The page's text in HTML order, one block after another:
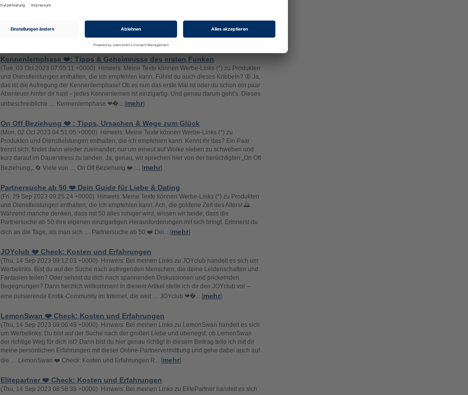
(Fri, 06 Oct 2023 08:33:19 +0000) Hinweis: Meine Texte können Werbe-Links (*) zu Produkten
herausfordernde, aber oftmals erhellende Welt der Beziehungspause! 🚀 Vielleicht fühlst du
dich gerade verloren im Dschungel der Gefühle, oder die Fragezeichen über deinem Kopf
vermehren sich, wenn du über eine Auszeit in der Liebe … Bez... [
mehr]
Kennenlernphase ❤️: Tipps & Geheimnisse des ersten Funken
(Tue, 03 Oct 2023 07:05:11 +0000) Hinweis: Meine Texte können Werbe-Links (*) zu Produkten
und Dienstleistungen enthalten, die ich empfehlen kann. Fühlst du auch dieses Kribbeln? 🦋 Ja,
das ist die Aufregung der Kennenlernphase! Ob es nun das erste Mal ist oder du schon ein paar
Abenteuer hinter dir hast – jedes Kennenlernen ist einzigartig. Und genau darum geht’s: Dieses
unbeschreibliche … Kennenlernphase ❤�... [mehr]
On Off Beziehung ❤️ : Tipps, Ursachen & Wege zum Glück
(Mon, 02 Oct 2023 04:51:05 +0000) Hinweis: Meine Texte können Werbe-Links (*) zu
Produkten und Dienstleistungen enthalten, die ich empfehlen kann. Kennt ihr das? Ein Paar
trennt sich, findet dann wieder zueinander, nur um erneut auf Wolke sieben zu schweben und
kurz darauf im Dauerstress zu landen. Ja, genau, wir sprechen hier von der berüchtigten „On Off
Beziehung„. 🔄 Viele von … On Off Beziehung ❤️ :... [mehr]
Partnersuche ab 50 ❤️ Dein Guide für Liebe & Dating
(Fri, 29 Sep 2023 09:25:24 +0000) Hinweis: Meine Texte können Werbe-Links (*) zu Produkten
und Dienstleistungen enthalten, die ich empfehlen kann. Ach, die goldene Zeit des Alters! 🌅
Während manche denken, dass mit 50 alles ruhiger wird, wissen wir beide, dass die
Partnersuche ab 50 ihre eigenen einzigartigen Herausforderungen mit sich bringt. Erinnerst du
dich an die Tage, als man sich … Partnersuche ab 50 ❤️ Dei... [mehr]
JOYclub ❤️ Check: Kosten und Erfahrungen
(Thu, 14 Sep 2023 09:12:03 +0000) Hinweis: Bei meinen Links zu JOYclub handelt es sich um
Werbelinks. Bist du auf der Suche nach aufregenden Menschen, die deine Leidenschaften und
Fantasien teilen? Oder sehnst du dich nach spannenden Diskussionen und prickelnden
Begegnungen? Dann herzlich willkommen! In diesem Artikel stelle ich dir den JOYclub vor –
eine pulsierende Erotik-Community im Internet, die weit … JOYclub ❤�... [mehr]
LemonSwan ❤️ Check: Kosten und Erfahrungen
(Thu, 14 Sep 2023 09:06:49 +0000) Hinweis: Bei meinen Links zu LemonSwan handelt es sich
um Werbelinks. Du bist auf der Suche nach der großen Liebe und überlegst, ob LemonSwan
der richtige Weg für dich ist? Dann bist du hier genau richtig! In diesem Beitrag teile ich mit dir
meine persönlichen Erfahrungen mit dieser Online-Partnervermittlung und gehe dabei auch auf
die … LemonSwan ❤️ Check: Kosten und Erfahrungen R... [mehr]
Elitepartner ❤️ Check: Kosten und Erfahrungen
(Thu, 14 Sep 2023 08:58:38 +0000) Hinweis: Bei meinen Links zu ElitePartner handelt es sich